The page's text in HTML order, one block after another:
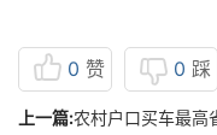
0 赞 0 踩
上一篇:农村户口买车最